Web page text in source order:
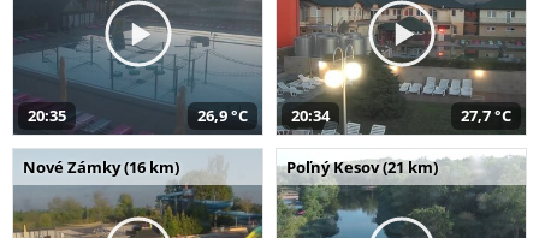
20:35 26,9 °C 20:34 27,7 °C
Nové Zámky (16 km) Poľný Kesov (21 km)